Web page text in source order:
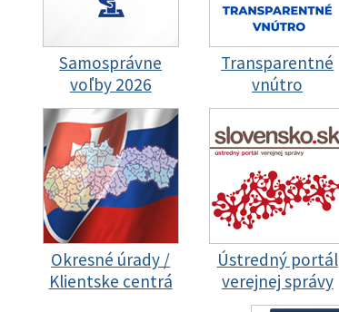
Samosprávne
voľby 2026
Transparentné
vnútro
Okresné úrady /
Klientske centrá
Ústredný portál
verejnej správy